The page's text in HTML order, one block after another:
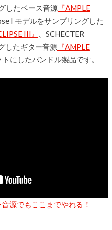
したベース音源『AMPLE
I モデルをサンプリングした
III』
、SCHECTER
したギター音源『AMPLE
トにしたバンドル製品です。
源でもここまでやれる！